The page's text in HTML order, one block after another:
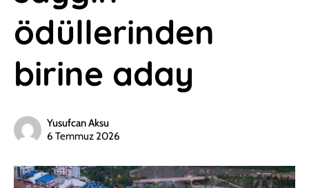
ödüllerinden
birine aday
Yusufcan Aksu
6 Temmuz 2026